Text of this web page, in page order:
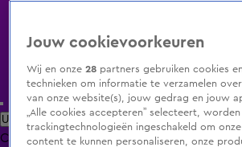
Uitzending Gemist Populaire programma's Zenders
ClipsFilmsRadioSmart TV inlogShop
Jouw cookievoorkeuren
Wij en onze28 partners gebruiken cookies
technieken om informatie te verzamelen
van onze website(s), jouw gedrag en jouw
„Alle cookies accepteren” selecteert, worden
trackingtechnologieën ingeschakeld om
content te kunnen personaliseren, onze